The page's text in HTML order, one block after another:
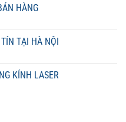
HÀNG
TẠI HÀ NỘI
KÍNH LASER